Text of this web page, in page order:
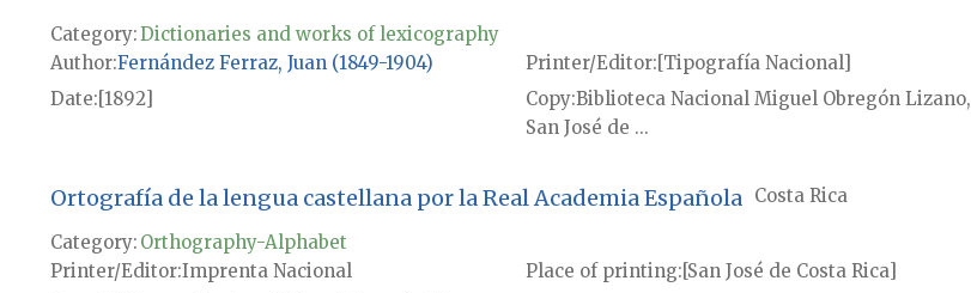
Category:Dictionaries and works of lexicography
Author Fernández Ferraz, Juan (1849-1904) Printer/Editor [Tipografía Nacional]
Date [1892] Copy Biblioteca Nacional Miguel Obregón Lizano,
San José de ...
Ortografía de la lengua castellana por la Real Academia Española Costa Rica
Category: Orthography-Alphabet
Printer/Editor Imprenta Nacional Place of printing [San José de Costa Rica]